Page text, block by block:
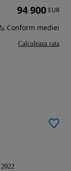
2022
94 900 EUR
Conform mediei
Calculeaza rata